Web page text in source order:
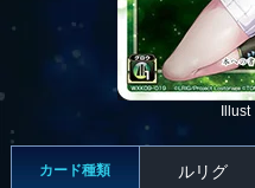
カード種類 ルリグ